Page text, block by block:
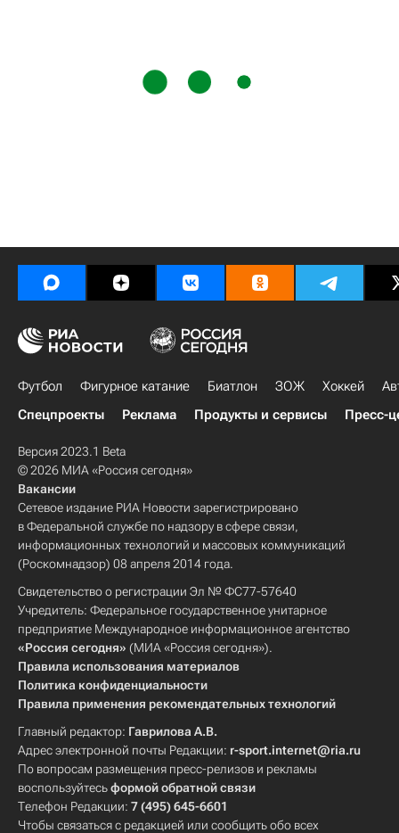
Футбол Фигурное катание Биатлон ЗОЖ Хоккей
Спецпроекты
Реклама Продукты и сервисы Пресс-
Версия 2023.1 Beta
© 2026 МИА «Россия сегодня»
Вакансии
Сетевое издание РИА Новости зарегистрировано
в Федеральной службе по надзору в сфере связи,
информационных технологий и массовых коммуникаций
(Роскомнадзор) 08 апреля 2014 года.
Свидетельство о регистрации Эл № ФС77-57640
Учредитель: Федеральное государственное унитарное
предприятие Международное информационное агентство
«Россия сегодня» (МИА «Россия сегодня»).
Правила использования материалов
Политика конфиденциальности
Правила применения рекомендательных технологий
Главный редактор: Гаврилова А.В.
Адрес электронной почты Редакции: r-sport.internet@ria.ru
По вопросам размещения пресс-релизов и рекламы
воспользуйтесьформой обратной связи
Телефон Редакции: 7 (495) 645-6601
Чтобы связаться с редакцией или сообщить обо всех